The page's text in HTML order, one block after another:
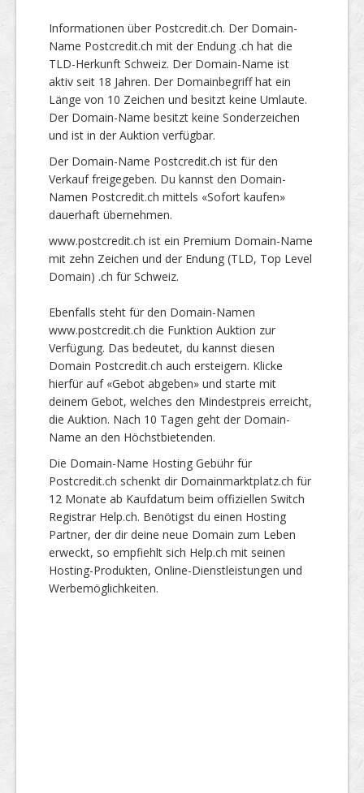
Informationen über Postcredit.ch. Der Domain-
Name Postcredit.ch mit der Endung .ch hat die
TLD-Herkunft Schweiz. Der Domain-Name ist
aktiv seit 18 Jahren. Der Domainbegriff hat ein
Länge von 10 Zeichen und besitzt keine Umlaute.
Der Domain-Name besitzt keine Sonderzeichen
und ist in der Auktion verfügbar.
Der Domain-Name Postcredit.ch ist für den
Verkauf freigegeben. Du kannst den Domain-
Namen Postcredit.ch mittels «Sofort kaufen»
dauerhaft übernehmen.
www.postcredit.ch ist ein Premium Domain-Name
mit zehn Zeichen und der Endung (TLD, Top Level
Domain) .ch für Schweiz.
Ebenfalls steht für den Domain-Namen
www.postcredit.ch die Funktion Auktion zur
Verfügung. Das bedeutet, du kannst diesen
Domain Postcredit.ch auch ersteigern. Klicke
hierfür auf «Gebot abgeben» und starte mit
deinem Gebot, welches den Mindestpreis erreicht,
die Auktion. Nach 10 Tagen geht der Domain-
Name an den Höchstbietenden.
Die Domain-Name Hosting Gebühr für
Postcredit.ch schenkt dir Domainmarktplatz.ch für
12 Monate ab Kaufdatum beim offiziellen Switch
Registrar Help.ch. Benötigst du einen Hosting
Partner, der dir deine neue Domain zum Leben
erweckt, so empfiehlt sich Help.ch mit seinen
Hosting-Produkten, Online-Dienstleistungen und
Werbemöglichkeiten.